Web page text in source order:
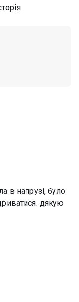
в напрузі, було
дякую